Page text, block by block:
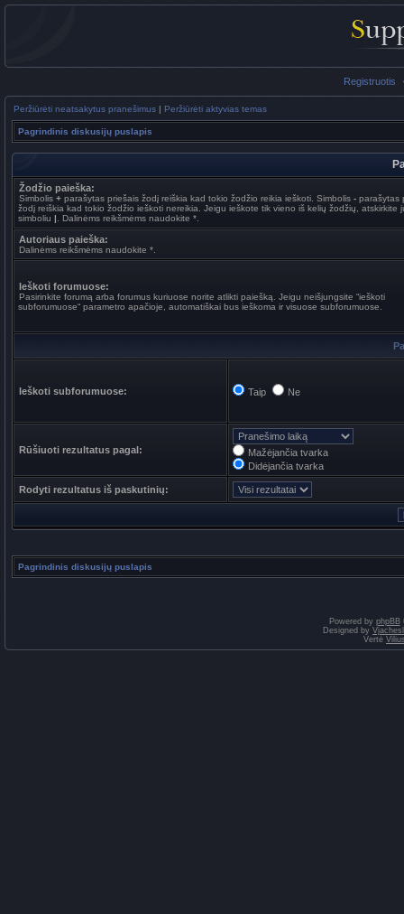
Registruotis
Peržiūrėti neatsakytus pranešimus | Peržiūrėti aktyvias temas
Pagrindinis diskusijų puslapis
Žodžio paieška:
Simbolis + parašytas priešais žodį reiškia kad tokio žodžio reikia ieškoti. Simbolis - parašytas
žodį reiškia kad tokio žodžio ieškoti nereikia. Jeigu ieškote tik vieno iš kelių žodžių, atskirkite
simboliu | . Dalinėms reikšmėms naudokite *.
Autoriaus paieška:
Dalinėms reikšmėms naudokite *.
Ieškoti forumuose:
Pasirinkite forumą arba forumus kuriuose norite atlikti paiešką. Jeigu neišjungsite “ieškoti
subforumuose“ parametro apačioje, automatiškai bus ieškoma ir visuose subforumuose.
Ieškoti subforumuose: Taip Ne
Rūšiuoti rezultatus pagal:
Mažėjančia tvarka
Didėjančia tvarka
Rodyti rezultatus iš paskutinių:
Pagrindinis diskusijų puslapis
Powered by phpBB
Designed by
Vertė